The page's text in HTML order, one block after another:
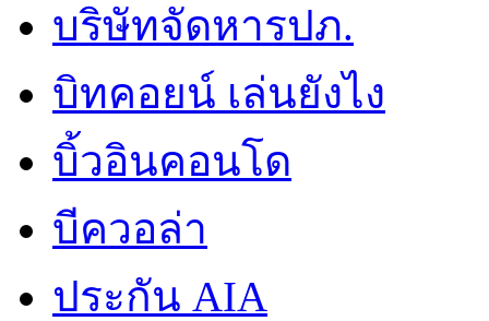
บริษัทจัดหารปภ.
บิทคอยน์ เล่นยังไง
บิ้วอินคอนโด
บีควอล่า
ประกัน AIA